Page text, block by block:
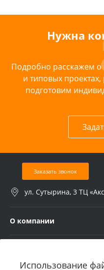
Использование
Нужна
Подробно расскажем о
и типовых
подготовим
Заказать звонок
ул. Сутырина, 3 ТЦ
О компании